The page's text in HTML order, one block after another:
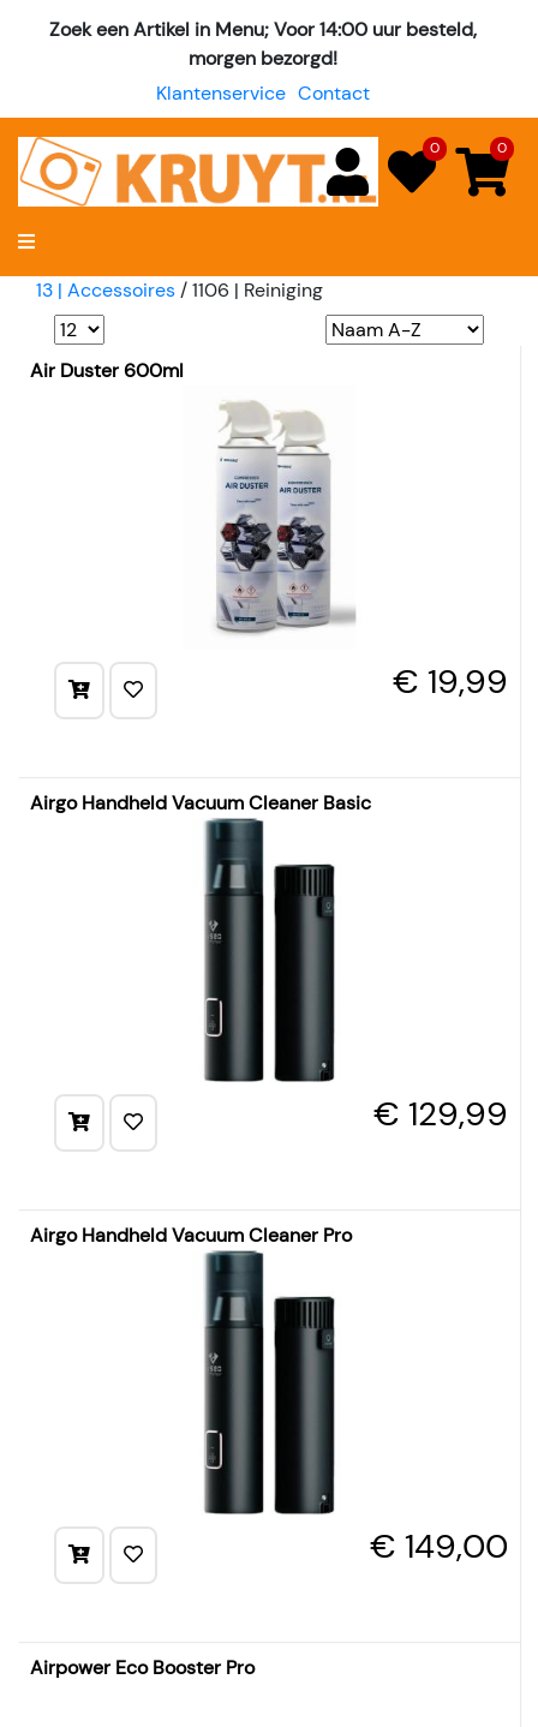
Zoek een Artikel in Menu; Voor 14:00 uur besteld,
morgen bezorgd!
Klantenservice Contact
0 0
13 | Accessoires /1106 | Reiniging
Air Duster 600ml
€ 19,99
Airgo Handheld Vacuum Cleaner Basic
€ 129,99
Airgo Handheld Vacuum Cleaner Pro
€ 149,00
Airpower Eco Booster Pro